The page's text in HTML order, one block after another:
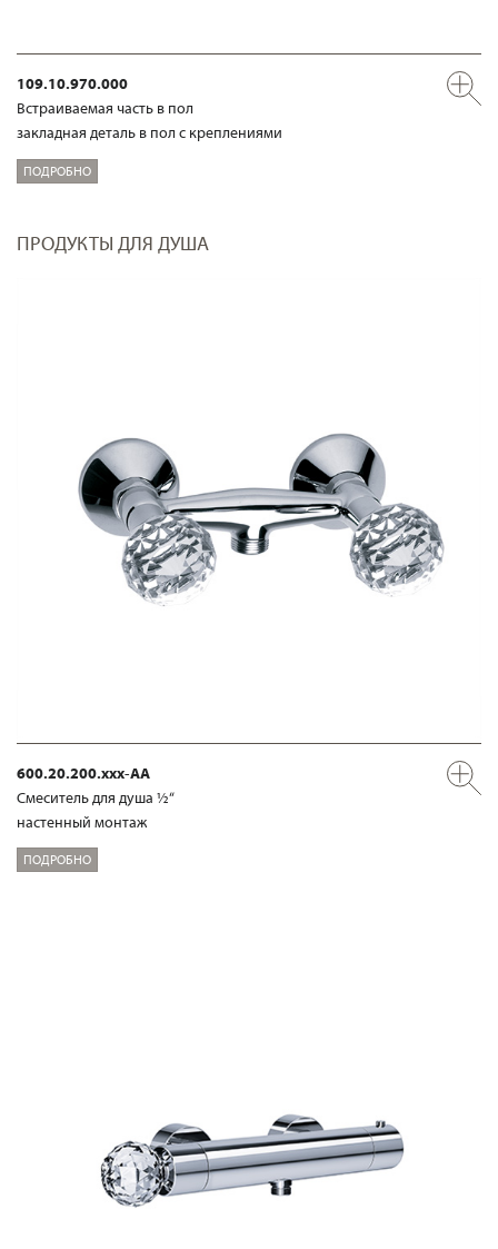
109.10.970.000
Встраиваемая часть в пол
закладная деталь в пол с креплениями
ПОДРОБНО
ПРОДУКТЫ ДЛЯ ДУША
600.20.200.xxx-AA
Смеситель для душа ½“
настенный монтаж
ПОДРОБНО